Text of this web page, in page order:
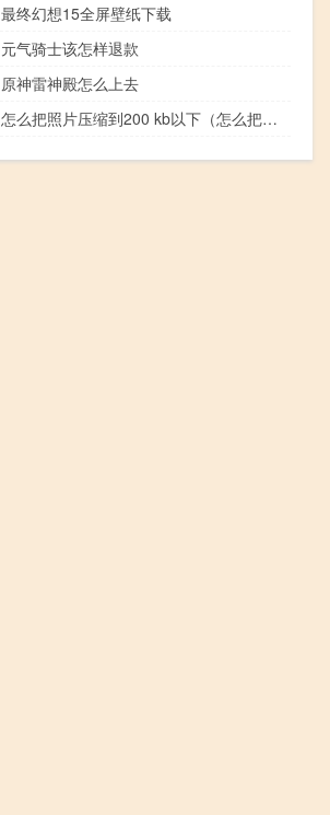
最终幻想15全屏壁纸下载
元气骑士该怎样退款
原神雷神殿怎么上去
怎么把照片压缩到200 kb以下（怎么把照片压缩到2m）